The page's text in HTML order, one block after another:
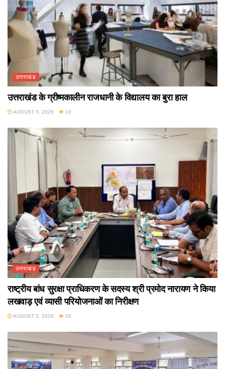
उत्तराखंड
उत्तराखंड के ग्रीष्मकालीन राजधानी के विद्यालय का बुरा हाल
AUGUST 5, 2026 10
उत्तराखंड
राष्ट्रीय बांध सुरक्षा प्राधिकरण के सदस्य श्री प्रमोद नारायण ने किया
लखवाड़ एवं व्यासी परियोजनाओं का निरीक्षण
AUGUST 5, 2026 59